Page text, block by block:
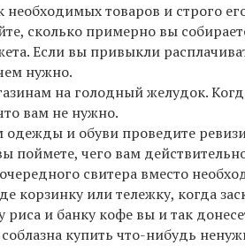
необходимых товаров и строго
сколько примерно вы
Если вы привыкли
нужно.
на голодный желудок.
вам не нужно.
и обуви проведите
поймете, чего вам
свитера вместо
корзинку или тележку, когда
риса и банку кофе вы и так
купить что-нибудь